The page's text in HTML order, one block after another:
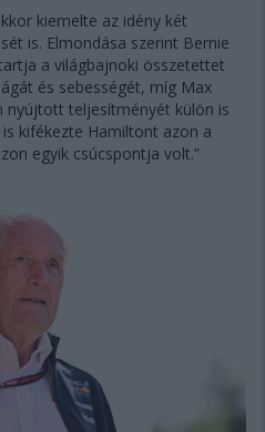
kiemelte az idény két
is. Elmondása szerint Bernie
a világbajnoki összetettet
és sebességét, míg Max
nyújtott teljesítményét külön is
kifékezte Hamiltont azon a
egyik csúcspontja volt.”